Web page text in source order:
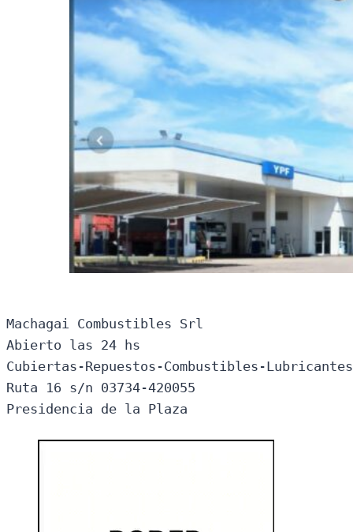
Machagai Combustibles Srl
Abierto las 24 hs
Cubiertas-Repuestos-Combustibles-
Ruta 16 s/n 03734-420055
Presidencia de la Plaza